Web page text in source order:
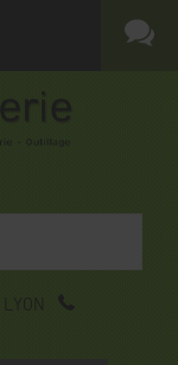
LYON